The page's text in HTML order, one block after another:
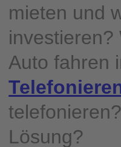
mieten und
investieren?
Auto fahren
Lösung?